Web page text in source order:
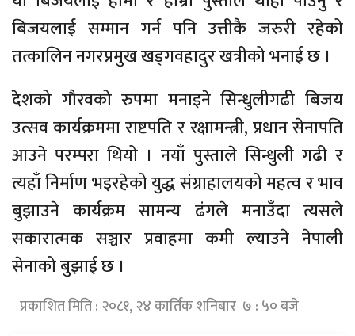
बिजयलाई सम्मान गर्न पनि उत्तीकै जरुरी रहेको
तत्कालिन नगरप्रमुख खड्गवहादुर खत्रीको भनाई छ ।
देशको गौरवको रुपमा मनाइने सिन्धुलीगढी बिजय
उत्सव कार्यक्रममा राष्टपति र रक्षामन्त्री, प्रधान सेनापति
आउने परम्परा थियो । नयाँ पुस्ताले सिन्धुली गढी र
त्यहाँ निर्माण भइरहेको युद्ध संग्राहालयको महत्व र भाव
बुझाउने कार्यक्रम सामन्य ढंगले मनाउँदा त्यसले
सकारात्मक सञ्चार प्रवाहमा कमी ल्याउने नेपाली
सेनाको बुझाई छ ।
प्रकाशित मिति : २०८१, २४ कार्तिक शनिबार ७ : ५० बजे